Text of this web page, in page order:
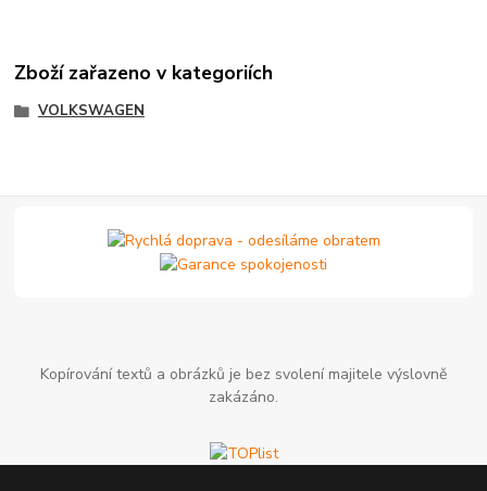
Zboží zařazeno v kategoriích
VOLKSWAGEN
Kopírování textů a obrázků je bez svolení majitele výslovně
zakázáno.